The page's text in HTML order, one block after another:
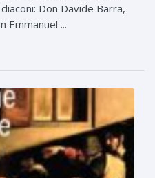
Don Davide Barra,
Emmanuel ...